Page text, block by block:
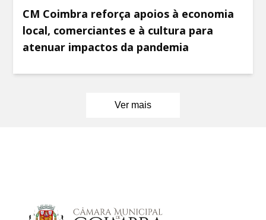
CM Coimbra reforça apoios à economia
local, comerciantes e à cultura para
atenuar impactos da pandemia
Ver mais